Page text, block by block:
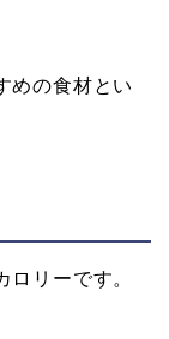
めの食材とい
リーです。